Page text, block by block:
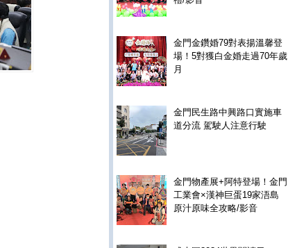
金門金鑽婚79對表揚溫馨登
場！5對獲白金婚走過70年歲
月
金門民生路中興路口實施車
道分流 駕駛人注意行駛
金門物產展+阿特登場！金門
工業會×漢神巨蛋19家浯島
原汁原味全攻略/影音